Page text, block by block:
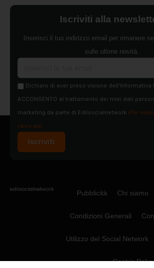
Iscriviti alla
Inserisci il tuo indirizzo email per rimanere
sulle ultime novità.
Dichiaro di aver preso visione dell'Informativa
ACCONSENTO al trattamento dei miei dati
marketing da parte di Edilsocialnetwork (Per
clicca qui).
Iscriviti
Pubblicità Chi siamo
Condizioni Generali
Utilizzo del Social Network
Cookie